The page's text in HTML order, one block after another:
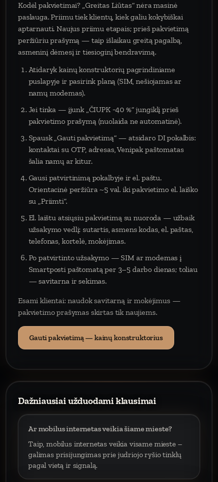
Kodėl pakvietimai? „Greitas Liūtas“ nėra masinė
paslauga. Priimu tiek klientų, kiek galiu kokybiškai
aptarnauti. Naujus priimu etapais; prieš pakvietimą
peržiūriu prašymą — taip išlaikau greitą pagalbą,
asmeninį dėmesį ir tiesioginį bendravimą.
Atidaryk kainų konstruktorių pagrindiniame
puslapyje ir pasirink planą (SIM, nešiojamas ar
namų modemas).
Jei tinka — įjunk „ČIUPK −40 %“ jungiklį prieš
pakvietimo prašymą (nuolaida ne automatinė).
Spausk „Gauti pakvietimą“ — atsidaro DI pokalbis:
kontaktai su OTP, adresas, Venipak paštomatas
šalia namų ar kitur.
Gausi patvirtinimą pokalbyje ir el. paštu.
Orientacinė peržiūra ~5 val. iki pakvietimo el. laiško
su „Priimti“.
El. laištu atsiųsiu pakvietimą su nuoroda — užbaik
užsakymo vedlį: sutartis, asmens kodas, el. paštas,
telefonas, kortelė, mokėjimas.
Po patvirtinto užsakymo — SIM ar modemas į
Smartposti paštomatą per 3–5 darbo dienas; toliau
— savitarna ir sekimas.
Esami klientai: naudok savitarną ir mokėjimus —
pakvietimo prašymas skirtas tik naujiems.
Gauti pakvietimą — kainų konstruktorius
Dažniausiai užduodami klausimai
Ar mobilus internetas veikia šiame mieste?
Taip, mobilus internetas veikia visame mieste –
galimas prisijungimas prie judriojo ryšio tinklų
pagal vietą ir signalą.